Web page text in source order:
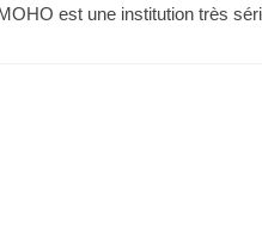
est une institution très